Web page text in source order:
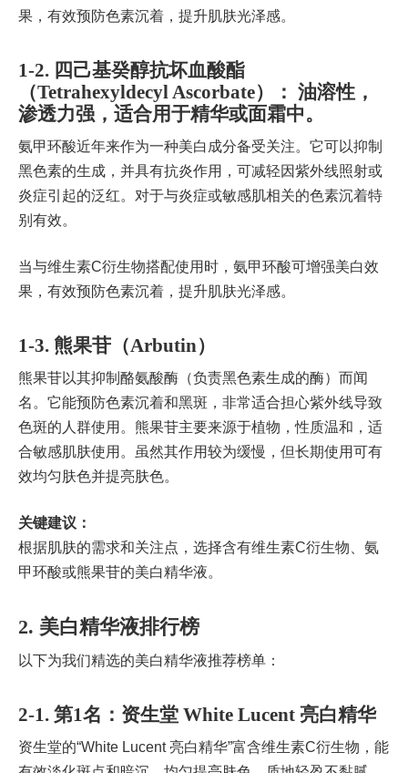
果，有效预防色素沉着，提升肌肤光泽感。
1-2. 四己基癸醇抗坏血酸酯
（Tetrahexyldecyl Ascorbate）： 油溶性，
渗透力强，适合用于精华或面霜中。
氨甲环酸近年来作为一种美白成分备受关注。它可以抑制
黑色素的生成，并具有抗炎作用，可减轻因紫外线照射或
炎症引起的泛红。对于与炎症或敏感肌相关的色素沉着特
别有效。
当与维生素C衍生物搭配使用时，氨甲环酸可增强美白效
果，有效预防色素沉着，提升肌肤光泽感。
1-3. 熊果苷（Arbutin）
熊果苷以其抑制酪氨酸酶（负责黑色素生成的酶）而闻
名。它能预防色素沉着和黑斑，非常适合担心紫外线导致
色斑的人群使用。熊果苷主要来源于植物，性质温和，适
合敏感肌肤使用。虽然其作用较为缓慢，但长期使用可有
效均匀肤色并提亮肤色。
关键建议：
根据肌肤的需求和关注点，选择含有维生素C衍生物、氨
甲环酸或熊果苷的美白精华液。
2. 美白精华液排行榜
以下为我们精选的美白精华液推荐榜单：
2-1. 第1名：资生堂 White Lucent 亮白精华
资生堂的“White Lucent 亮白精华”富含维生素C衍生物，能